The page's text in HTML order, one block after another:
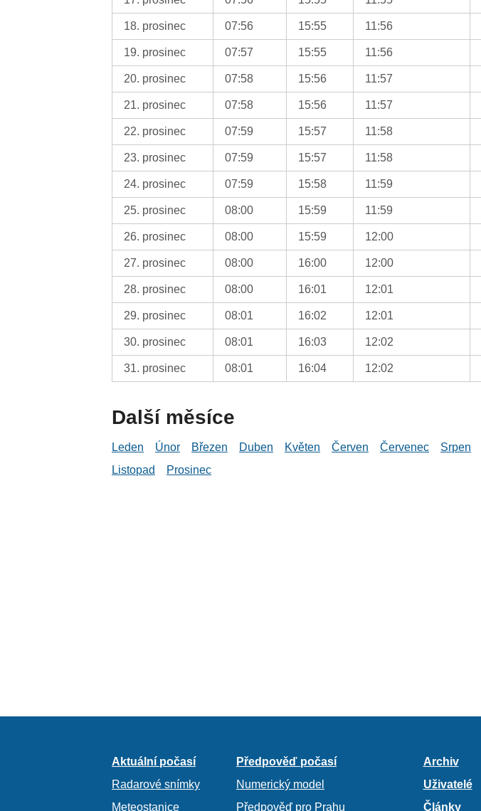
18. prosinec 07:56 15:55 11:56
19. prosinec 07:57 15:55 11:56
20. prosinec 07:58 15:56 11:57
21. prosinec 07:58 15:56 11:57
22. prosinec 07:59 15:57 11:58
23. prosinec 07:59 15:57 11:58
24. prosinec 07:59 15:58 11:59
25. prosinec 08:00 15:59 11:59
26. prosinec 08:00 15:59 12:00
27. prosinec 08:00 16:00 12:00
28. prosinec 08:00 16:01 12:01
29. prosinec 08:01 16:02 12:01
30. prosinec 08:01 16:03 12:02
31. prosinec 08:01 16:04 12:02
Další měsíce
Leden Únor Březen Duben Květen Červen Červenec Srpen
Listopad
Prosinec
Aktuální počasí
Radarové snímky
Meteostanice
Předpověď počasí
Numerický model
Předpověď pro Prahu
Archiv
Uživatelé
Články